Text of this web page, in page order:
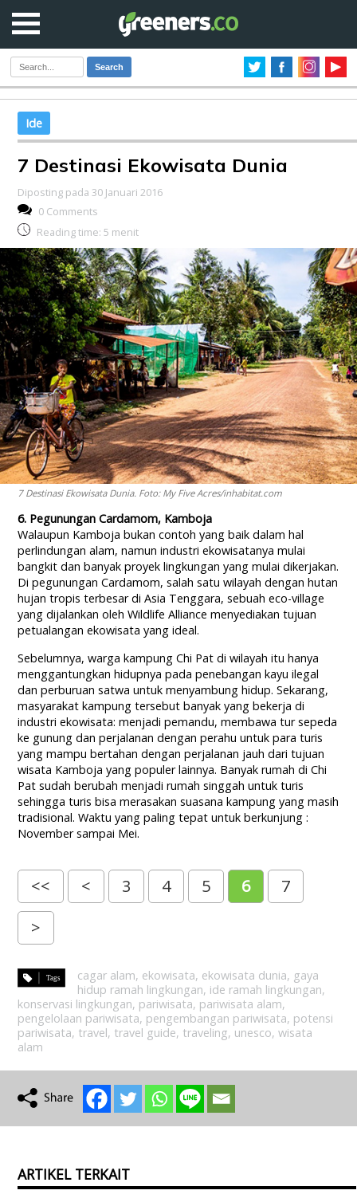
Search
Ide
7 Destinasi Ekowisata Dunia
Diposting pada 30 Januari 2016
0 Comments
Reading time: 5 menit
7 Destinasi Ekowisata Dunia. Foto: My Five Acres/inhabitat.com
6. Pegunungan Cardamom, Kamboja
Walaupun Kamboja bukan contoh yang baik dalam hal
perlindungan alam, namun industri ekowisatanya mulai
bangkit dan banyak proyek lingkungan yang mulai dikerjakan.
Di pegunungan Cardamom, salah satu wilayah dengan hutan
hujan tropis terbesar di Asia Tenggara, sebuah eco-village
yang dijalankan oleh Wildlife Alliance menyediakan tujuan
petualangan ekowisata yang ideal.
Sebelumnya, warga kampung Chi Pat di wilayah itu hanya
menggantungkan hidupnya pada penebangan kayu ilegal
dan perburuan satwa untuk menyambung hidup. Sekarang,
masyarakat kampung tersebut banyak yang bekerja di
industri ekowisata: menjadi pemandu, membawa tur sepeda
ke gunung dan perjalanan dengan perahu untuk para turis
yang mampu bertahan dengan perjalanan jauh dari tujuan
wisata Kamboja yang populer lainnya. Banyak rumah di Chi
Pat sudah berubah menjadi rumah singgah untuk turis
sehingga turis bisa merasakan suasana kampung yang masih
tradisional. Waktu yang paling tepat untuk berkunjung :
November sampai Mei.
<< < 3 4 5 6
7
>
cagar alam, ekowisata, ekowisata dunia, gaya
hidup ramah lingkungan, ide ramah lingkungan,
konservasi lingkungan, pariwisata, pariwisata alam,
pengelolaan pariwisata, pengembangan pariwisata, potensi
pariwisata, travel, travel guide, traveling, unesco,wisata
alam
ARTIKEL TERKAIT